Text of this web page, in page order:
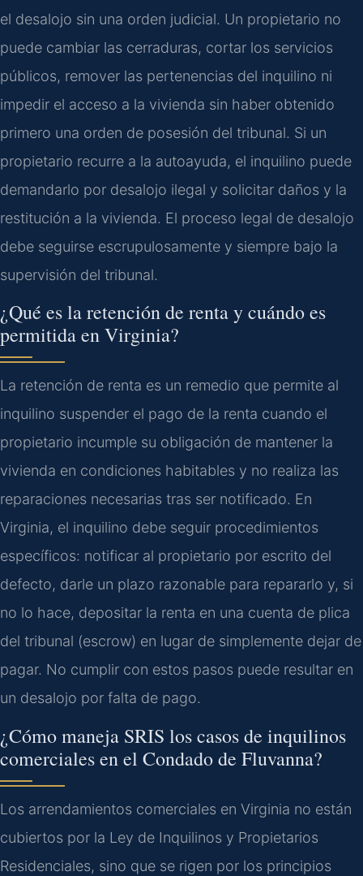
el desalojo sin una orden judicial. Un propietario no
puede cambiar las cerraduras, cortar los servicios
públicos, remover las pertenencias del inquilino ni
impedir el acceso a la vivienda sin haber obtenido
primero una orden de posesión del tribunal. Si un
propietario recurre a la autoayuda, el inquilino puede
demandarlo por desalojo ilegal y solicitar daños y la
restitución a la vivienda. El proceso legal de desalojo
debe seguirse escrupulosamente y siempre bajo la
supervisión del tribunal.
¿Qué es la retención de renta y cuándo es
permitida en Virginia?
La retención de renta es un remedio que permite al
inquilino suspender el pago de la renta cuando el
propietario incumple su obligación de mantener la
vivienda en condiciones habitables y no realiza las
reparaciones necesarias tras ser notificado. En
Virginia, el inquilino debe seguir procedimientos
específicos: notificar al propietario por escrito del
defecto, darle un plazo razonable para repararlo y, si
no lo hace, depositar la renta en una cuenta de plica
del tribunal (escrow) en lugar de simplemente dejar de
pagar. No cumplir con estos pasos puede resultar en
un desalojo por falta de pago.
¿Cómo maneja SRIS los casos de inquilinos
comerciales en el Condado de Fluvanna?
Los arrendamientos comerciales en Virginia no están
cubiertos por la Ley de Inquilinos y Propietarios
Residenciales, sino que se rigen por los principios